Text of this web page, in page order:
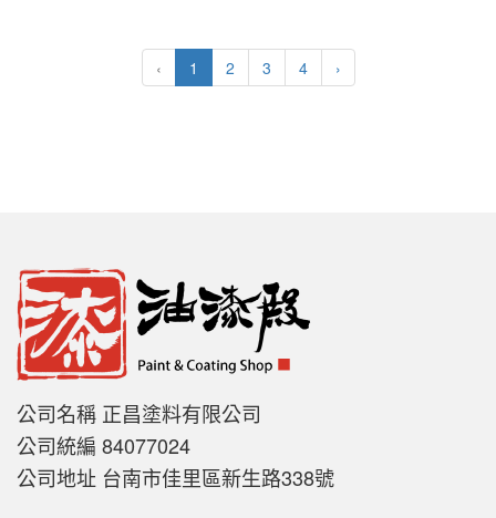
‹ 1 2 3 4 ›
公司名稱 正昌塗料有限公司
公司統編 84077024
公司地址 台南市佳里區新生路338號